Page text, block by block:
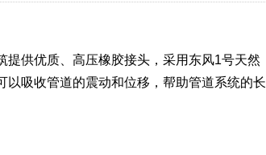
供优质、高压橡胶接头，采用东风1号天然
吸收管道的震动和位移，帮助管道系统的长